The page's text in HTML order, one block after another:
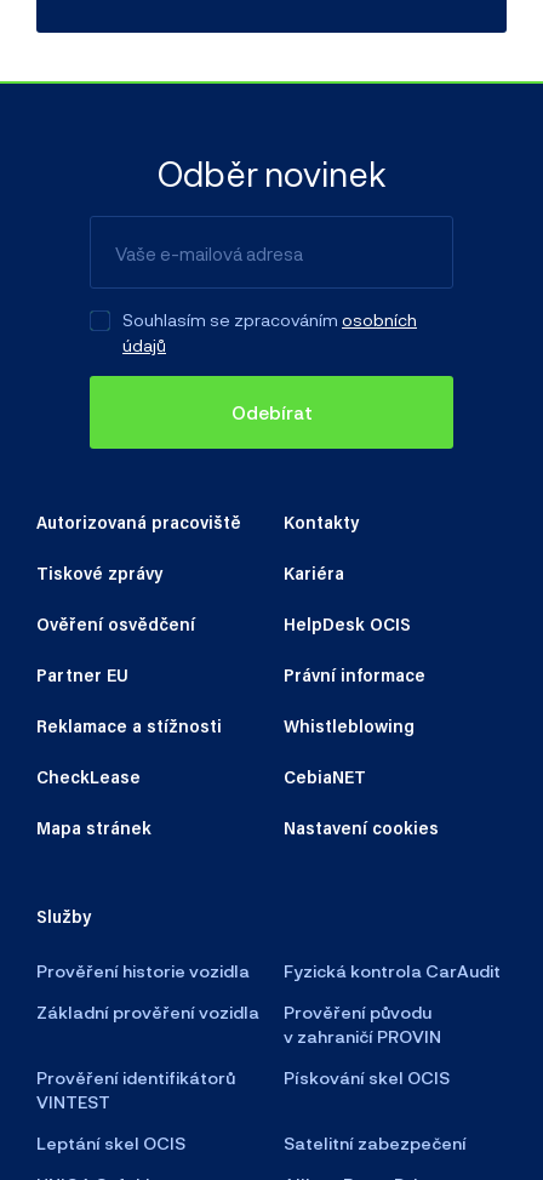
Autorizovaná pracoviště Kontakty
Tiskové zprávy Kariéra
Ověření osvědčení HelpDesk OCIS
Partner EU Právní informace
Reklamace a stížnosti Whistleblowing
CheckLease CebiaNET
Mapa stránek Nastavení cookies
Služby
Prověření historie vozidla
Fyzická kontrola CarAudit
Základní prověření vozidla
Prověření původu
v zahraničí PROVIN
Prověření identifikátorů
VINTEST
Pískování skel OCIS
Leptání skel OCIS
Satelitní zabezpečení
Odběr novinek
Souhlasím se zpracováním osobních
údajů
Odebírat